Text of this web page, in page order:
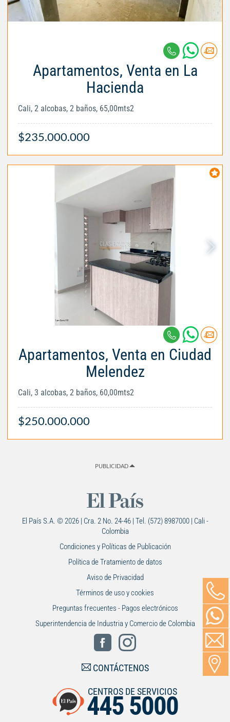
Apartamentos, Venta en La
Hacienda
Cali, 2 alcobas, 2 baños, 65,00mts2
$235.000.000
Apartamentos, Venta en Ciudad
Melendez
Cali, 3 alcobas, 2 baños, 60,00mts2
$250.000.000
PUBLICIDAD
El País S.A. © 2026 | Cra. 2 No. 24-46 | Tel. (572) 8987000 | Cali -
Colombia
Condiciones y Políticas de Publicación
Política de Tratamiento de datos
Aviso de Privacidad
Términos de uso y cookies
Preguntas frecuentes - Pagos electrónicos
Superintendencia de Industria y Comercio de Colombia
CONTÁCTENOS
CENTROS DE SERVICIOS
445 5000